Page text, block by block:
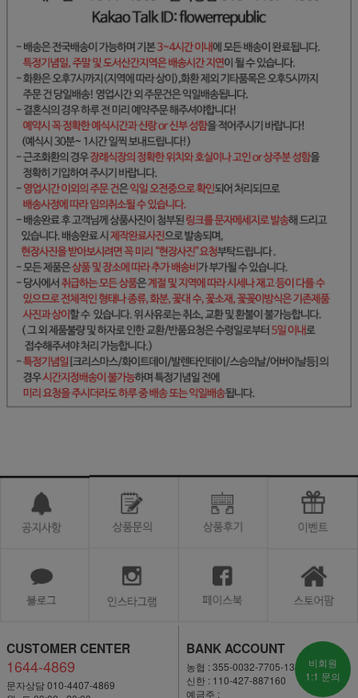
CUSTOMER CENTER
1644-4869
문자상담 010-4407-4869
BANK ACCOUNT
농협 : 355-0032-7705-13
신한 : 110-427-887160
예금주 :
비회원
1:1 문의